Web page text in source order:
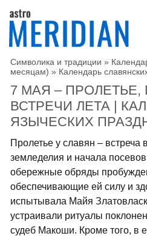
Символика и традиции »
месяцам) » Календарь
7 МАЯ – ПРОЛЕТЬЕ,
ВСТРЕЧИ ЛЕТА |
ЯЗЫЧЕСКИХ
Пролетье у славян –
земледелия и начала
обережные обряды
обеспечивающие ей силу и
испытывала Майя
устраивали ритуалы
судеб Макоши. Кроме того, в